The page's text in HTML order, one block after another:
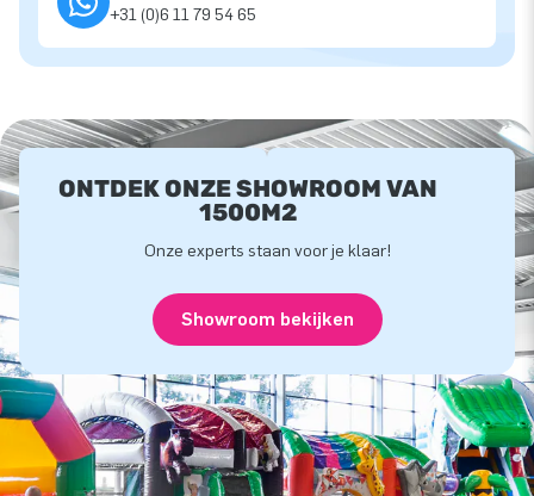
+31 (0)6 11 79 54 65
ONTDEK ONZE SHOWROOM VAN
1500M2
Onze experts staan voor je klaar!
Showroom bekijken